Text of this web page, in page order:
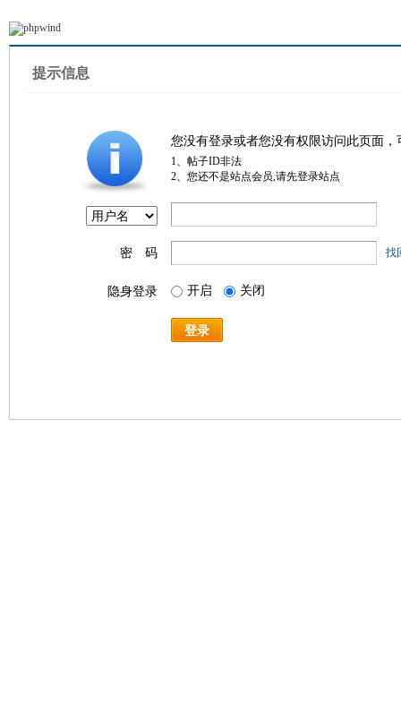
提示信息
您没有登录或者您没有权限访问此页面
1、帖子ID非法
2、您还不是站点会员,请先登录站点
密 码 找
隐身登录 开启 关闭
登录